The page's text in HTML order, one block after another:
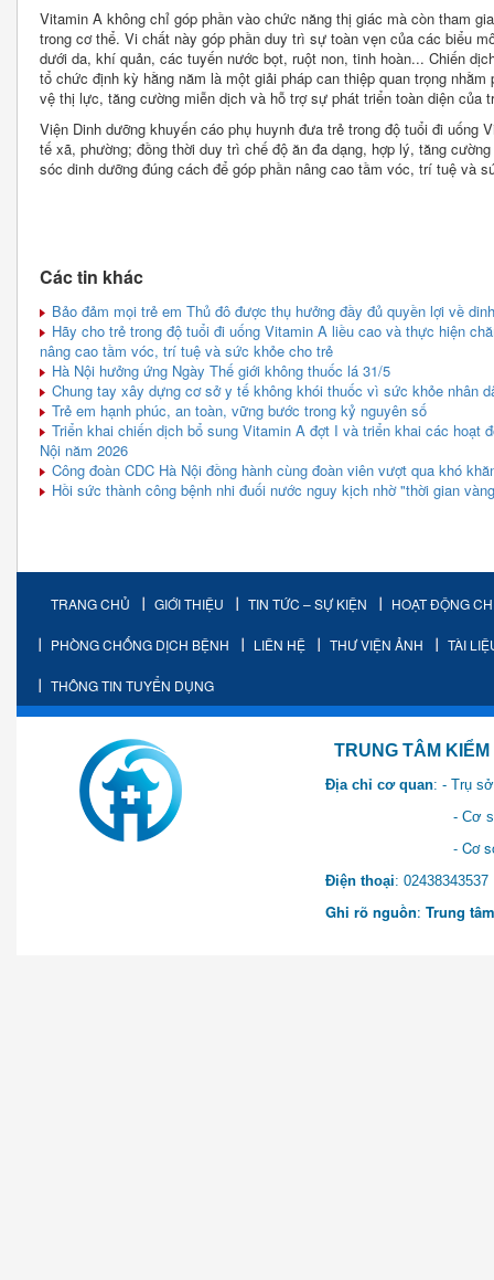
Vitamin A không chỉ góp phần vào chức năng thị giác mà còn tham
trong cơ thể. Vi chất này góp phần duy trì sự toàn vẹn của các biểu
dưới da, khí quản, các tuyến nước bọt, ruột non, tinh hoàn... Chiến
tổ chức định kỳ hằng năm là một giải pháp can thiệp quan trọng
vệ thị lực, tăng cường miễn dịch và hỗ trợ sự phát triển toàn diện của
Viện Dinh dưỡng khuyến cáo phụ huynh đưa trẻ trong độ tuổi đi uống
tế xã, phường; đồng thời duy trì chế độ ăn đa dạng, hợp lý, tăng
sóc dinh dưỡng đúng cách để góp phần nâng cao tầm vóc, trí tuệ và
Các tin khác
Bảo đảm mọi trẻ em Thủ đô được thụ hưởng đầy đủ quyền lợi về
Hãy cho trẻ trong độ tuổi đi uống Vitamin A liều cao và thực hiện
nâng cao tầm vóc, trí tuệ và sức khỏe cho trẻ
Hà Nội hưởng ứng Ngày Thế giới không thuốc lá 31/5
Chung tay xây dựng cơ sở y tế không khói thuốc vì sức khỏe nhân
Trẻ em hạnh phúc, an toàn, vững bước trong kỷ nguyên số
Triển khai chiến dịch bổ sung Vitamin A đợt I và triển khai các hoạt
Nội năm 2026
Công đoàn CDC Hà Nội đồng hành cùng đoàn viên vượt qua khó
Hồi sức thành công bệnh nhi đuối nước nguy kịch nhờ "thời gian
TRANG CHỦ GIỚI THIỆU TIN TỨC – SỰ KIỆN HOẠT ĐỘNG
PHÒNG CHỐNG DỊCH BỆNH LIÊN HỆ THƯ VIỆN ẢNH TÀI
THÔNG TIN TUYỂN DỤNG
TRUNG TÂM KIỂM SOÁT
Địa chỉ cơ quan: - Trụ
- Cơ sở 2: Khu Hành
- Cơ sở 3: Số 1 Ngõ 2
Điện thoại:
Ghi rõ nguồn: Trung